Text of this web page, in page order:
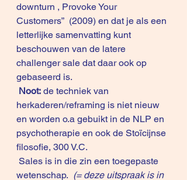
downturn , Provoke Your
Customers”  (2009) en dat je als een
letterlijke samenvatting kunt
beschouwen van de latere
challenger sale dat daar ook op
gebaseerd is.
Noot: de techniek van
herkaderen/reframing is niet nieuw
en worden o.a gebuikt in de NLP en
psychotherapie en ook de Stoïcijnse
filosofie, 300 V.C.
wetenschap. (= deze uitspraak is in